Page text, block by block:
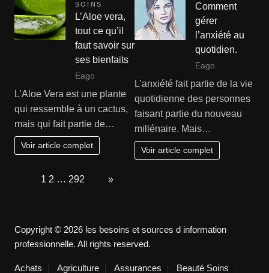
SOINS
L’Aloe vera,
tout ce qu’il
faut savoir sur
ses bienfaits
Eago
L’Aloe Vera est une plante
qui ressemble à un cactus,
mais qui fait partie de…
Voir article complet
Comment
gérer
l’anxiété au
quotidien.
Eago
L’anxiété fait partie de la vie
quotidienne des personnes
faisant partie du nouveau
millénaire. Mais…
Voir article complet
1 2 … 292 »
Copyright © 2026 les besoins et sources d information
professionnelle. All rights reserved.
Achats Agriculture Assurances Beauté Soins